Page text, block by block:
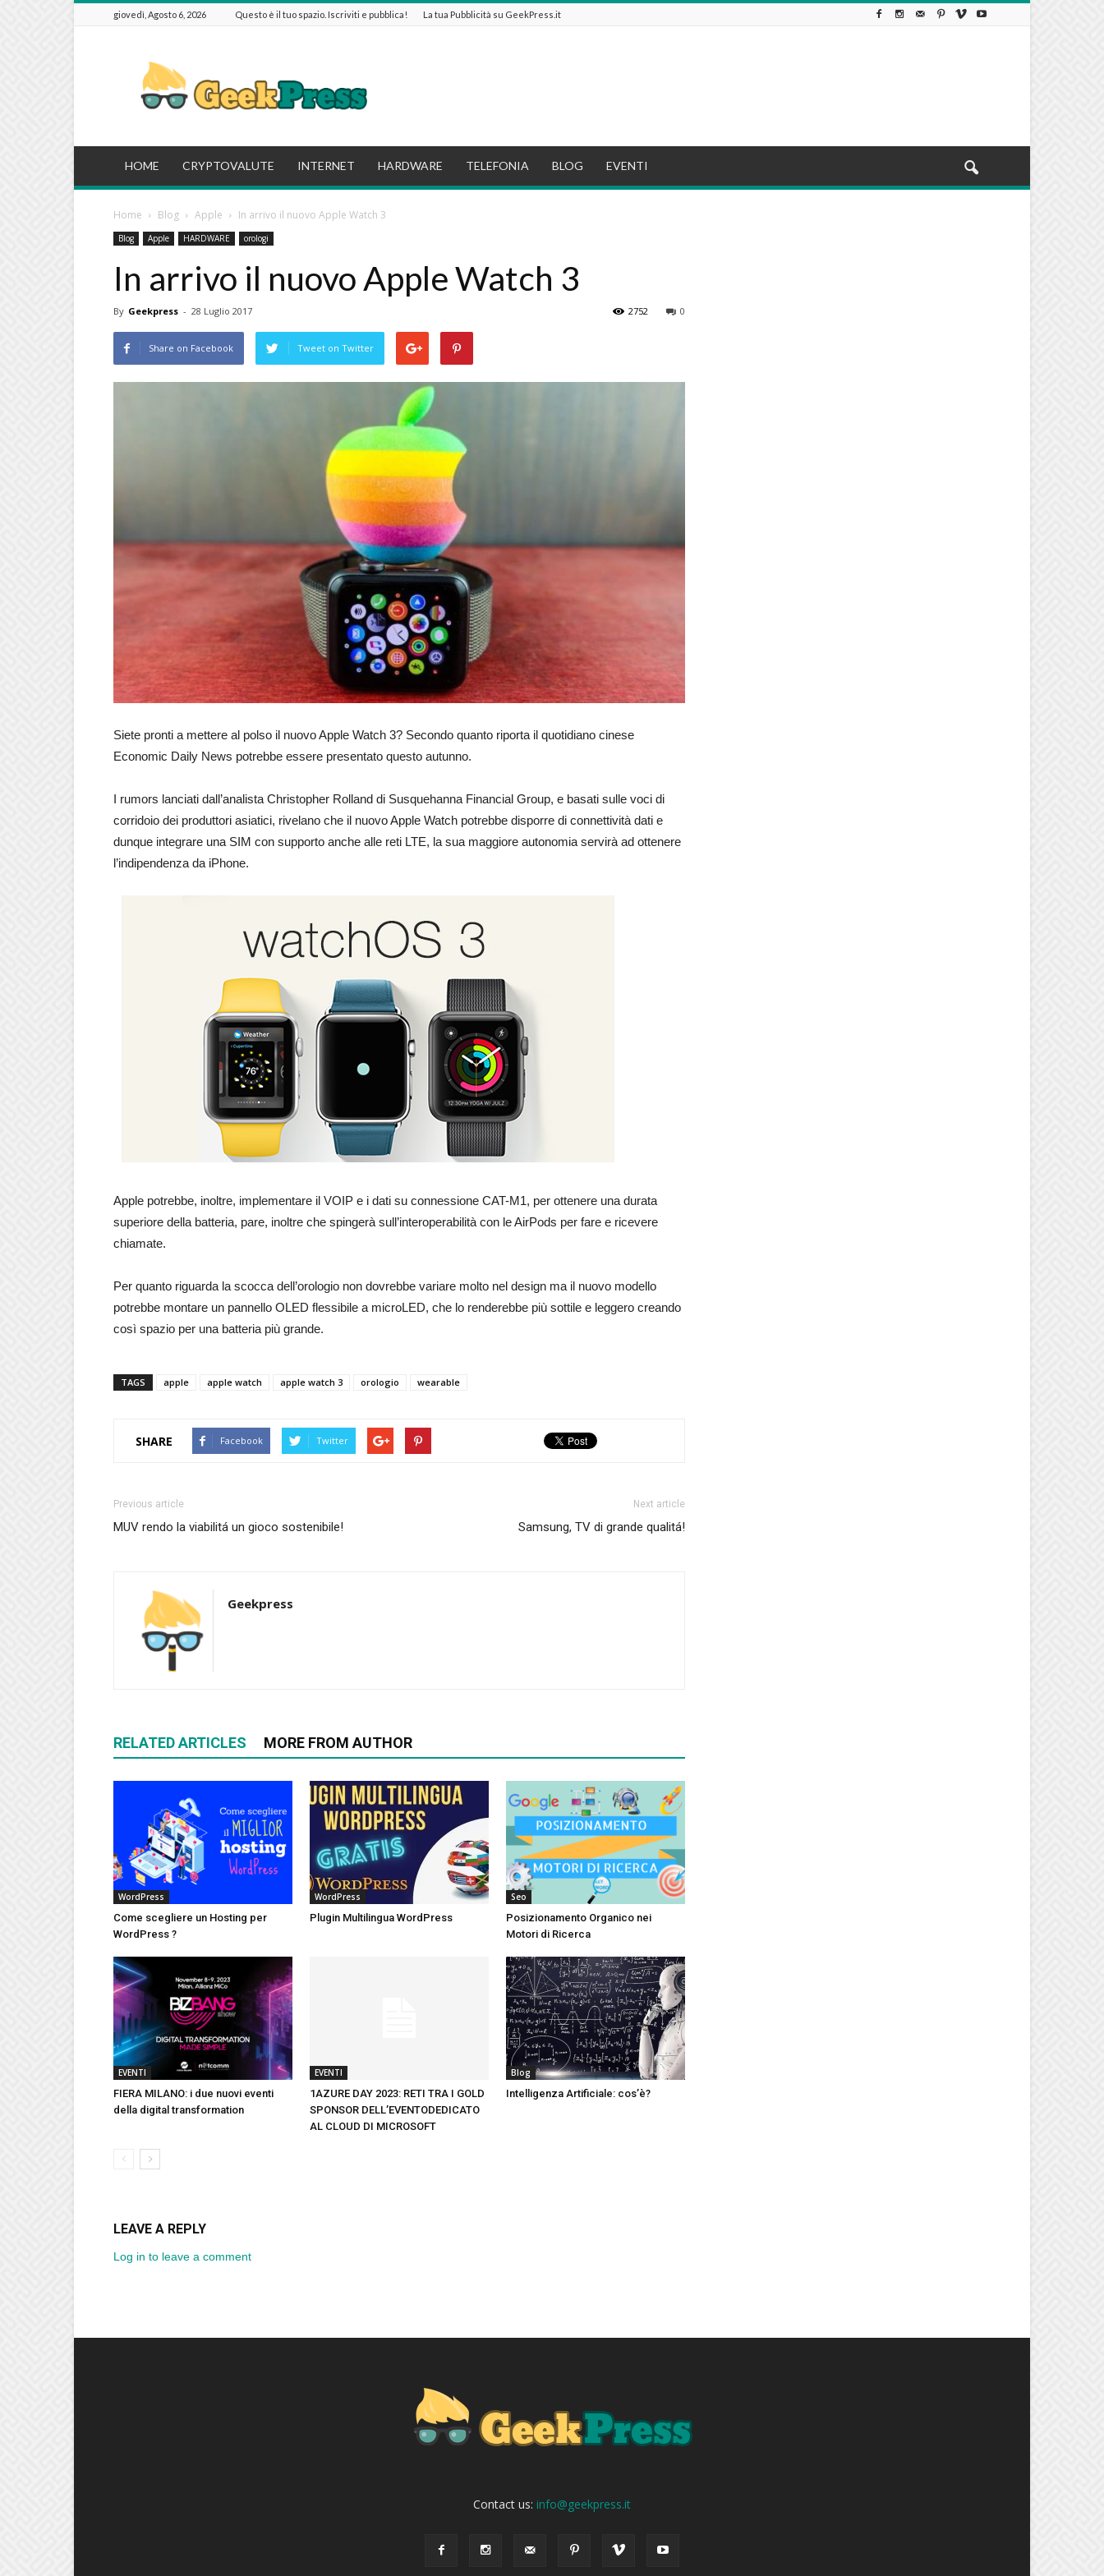
giovedì, Agosto 6, 2026 Questo è il tuo spazio. Iscriviti e pubblica! La tua Pubblicità su GeekPress.it
HOME CRYPTOVALUTE INTERNET HARDWARE TELEFONIA BLOG EVENTI
Home Blog Apple In arrivo il nuovo Apple Watch 3
Blog Apple HARDWARE orologi
In arrivo il nuovo Apple Watch 3
By Geekpress - 28 Luglio 2017 0
2752
Share on Facebook Tweet on Twitter
Siete pronti a mettere al polso il nuovo Apple Watch 3? Secondo quanto riporta il quotidiano cinese
Economic Daily News potrebbe essere presentato questo autunno.
I rumors lanciati dall’analista Christopher Rolland di Susquehanna Financial Group, e basati sulle voci di
corridoio dei produttori asiatici, rivelano che il nuovo Apple Watch potrebbe disporre di connettività dati e
dunque integrare una SIM con supporto anche alle reti LTE, la sua maggiore autonomia servirà ad ottenere
l’indipendenza da iPhone.
Apple potrebbe, inoltre, implementare il VOIP e i dati su connessione CAT-M1, per ottenere una durata
superiore della batteria, pare, inoltre che spingerà sull’interoperabilità con le AirPods per fare e ricevere
chiamate.
Per quanto riguarda la scocca dell’orologio non dovrebbe variare molto nel design ma il nuovo modello
potrebbe montare un pannello OLED flessibile a microLED, che lo renderebbe più sottile e leggero creando
così spazio per una batteria più grande.
TAGS apple apple watch apple watch 3 orologio wearable
SHARE Facebook Twitter
Previous article
MUV rendo la viabilitá un gioco sostenibile!
Next article
Samsung, TV di grande qualitá!
Geekpress
RELATED ARTICLES MORE FROM AUTHOR
WordPress
Come scegliere un Hosting per
WordPress ?
WordPress
Plugin Multilingua WordPress
Seo
Posizionamento Organico nei
Motori di Ricerca
EVENTI
FIERA MILANO: i due nuovi eventi
della digital transformation
EVENTI
1AZURE DAY 2023: RETI TRA I GOLD
SPONSOR DELL’EVENTODEDICATO
AL CLOUD DI MICROSOFT
Blog
Intelligenza Artificiale: cos’è?
LEAVE A REPLY
Log in to leave a comment
Contact us: info@geekpress.it